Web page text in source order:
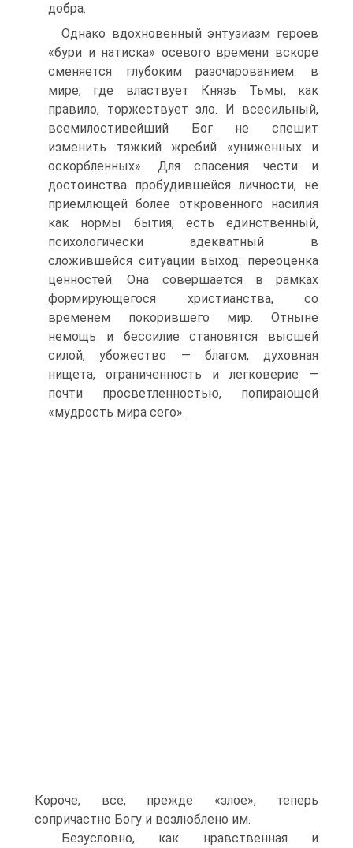
добра.
Однако вдохновенный энтузиазм героев
«бури и натиска» осевого времени вскоре
сменяется глубоким разочарованием: в
мире, где властвует Князь Тьмы, как
правило, торжествует зло. И всесильный,
всемилостивейший Бог не спешит
изменить тяжкий жребий «униженных и
оскорбленных». Для спасения чести и
достоинства пробудившейся личности, не
приемлющей более откровенного насилия
как нормы бытия, есть единственный,
психологически адекватный в
сложившейся ситуации выход: переоценка
ценностей. Она совершается в рамках
формирующегося христианства, со
временем покорившего мир. Отныне
немощь и бессилие становятся высшей
силой, убожество — благом, духовная
нищета, ограниченность и легковерие —
почти просветленностью, попирающей
«мудрость мира сего».
Короче, все, прежде «злое», теперь
сопричастно Богу и возлюблено им.
Безусловно, как нравственная и